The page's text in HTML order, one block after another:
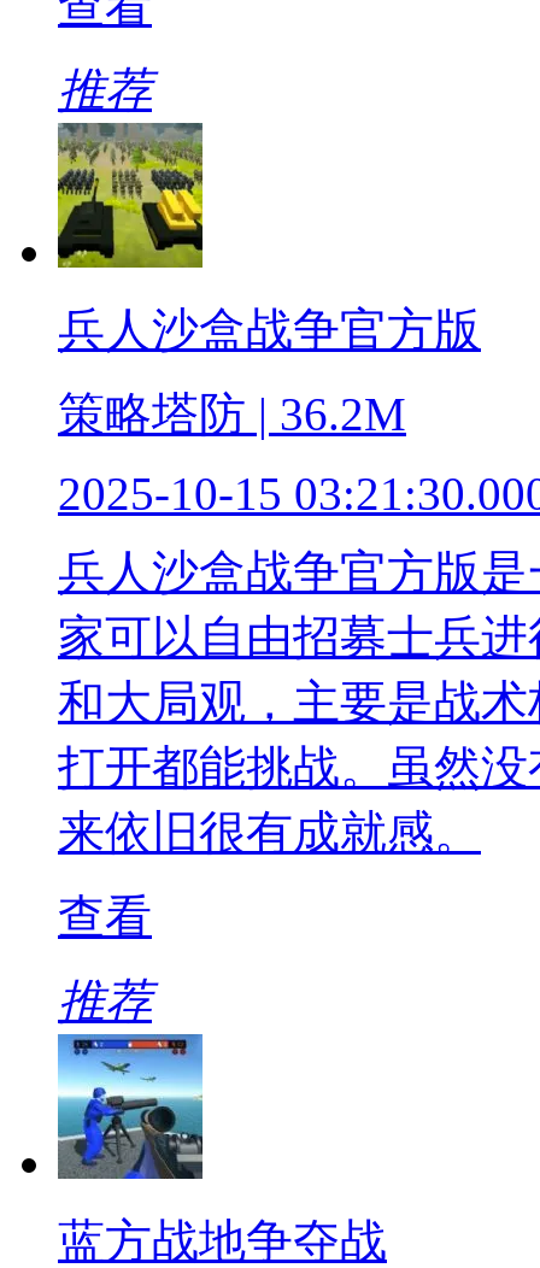
推荐
兵人沙盒战争官方版
策略塔防 | 36.2M
2025-10-15
兵人沙盒战争官方版
家可以自由招募士兵
和大局观，主要是战
打开都能挑战。虽然
来依旧很有成就感。
查看
推荐
蓝方战地争夺战